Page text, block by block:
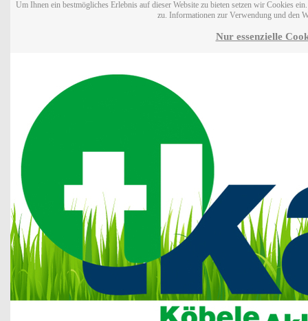
Um Ihnen ein bestmögliches Erlebnis auf dieser Website zu bieten setzen wir Cookies
zu. Informationen zur Verwendung und den
Nur essenzielle